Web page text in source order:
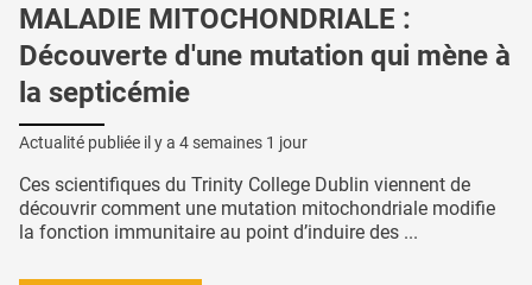
MALADIE MITOCHONDRIALE :
Découverte d'une mutation qui mène à
la septicémie
Actualité publiée il y a 4 semaines 1 jour
Ces scientifiques du Trinity College Dublin viennent de
découvrir comment une mutation mitochondriale modifie
la fonction immunitaire au point d’induire des ...